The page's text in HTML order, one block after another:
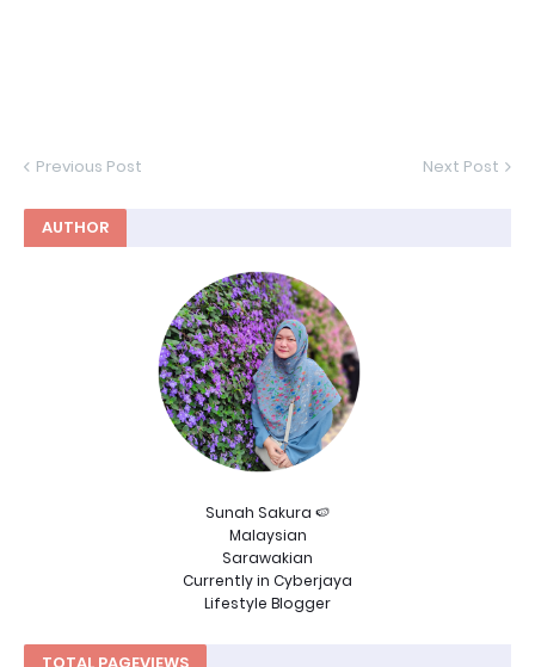
Previous Post Next Post
AUTHOR
Sunah Sakura 🍉
Malaysian
Sarawakian
Currently in Cyberjaya
Lifestyle Blogger